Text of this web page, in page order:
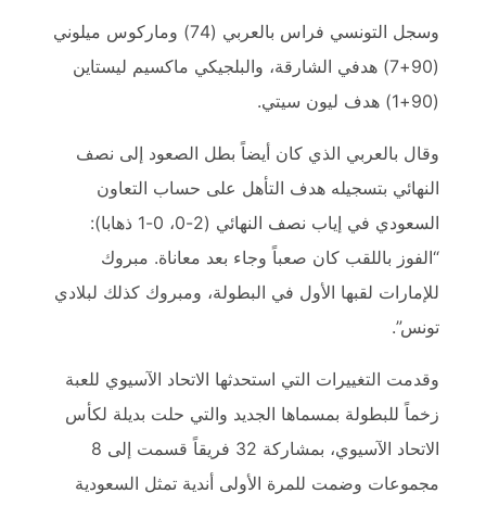
وسجل التونسي فراس بالعربي (74) وماركوس ميلوني
(90+7) هدفي الشارقة، والبلجيكي ماكسيم ليستاين
(90+1) هدف ليون سيتي.
وقال بالعربي الذي كان أيضاً بطل الصعود إلى نصف
النهائي بتسجيله هدف التأهل على حساب التعاون
السعودي في إياب نصف النهائي (2-0، 0-1 ذهابا):
“الفوز باللقب كان صعباً وجاء بعد معاناة. مبروك
للإمارات لقبها الأول في البطولة، ومبروك كذلك لبلادي
تونس”.
وقدمت التغييرات التي استحدثها الاتحاد الآسيوي للعبة
زخماً للبطولة بمسماها الجديد والتي حلت بديلة لكأس
الاتحاد الآسيوي، بمشاركة 32 فريقاً قسمت إلى 8
مجموعات وضمت للمرة الأولى أندية تمثل السعودية